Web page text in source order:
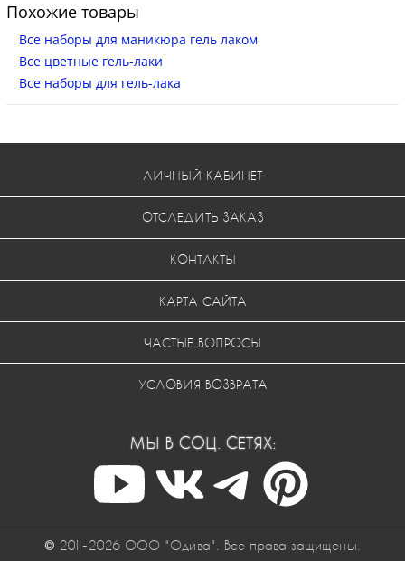
Похожие товары
Все наборы для маникюра гель лаком
Все цветные гель-лаки
Все наборы для гель-лака
ЛИЧНЫЙ КАБИНЕТ
ОТСЛЕДИТЬ ЗАКАЗ
КОНТАКТЫ
КАРТА САЙТА
ЧАСТЫЕ ВОПРОСЫ
УСЛОВИЯ ВОЗВРАТА
МЫ В СОЦ. СЕТЯХ:
© 2011-2026 ООО "Одива". Все права защищены.